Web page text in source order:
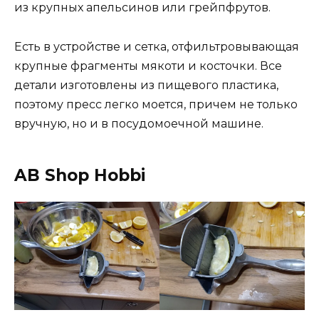
из крупных апельсинов или грейпфрутов.
Есть в устройстве и сетка, отфильтровывающая
крупные фрагменты мякоти и косточки. Все
детали изготовлены из пищевого пластика,
поэтому пресс легко моется, причем не только
вручную, но и в посудомоечной машине.
AB Shop Hobbi